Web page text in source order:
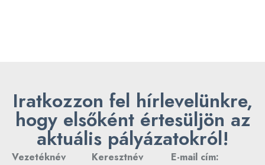
Iratkozzon fel hírlevelünkre,
hogy elsőként értesüljön az
aktuális pályázatokról!
Vezetéknév Keresztnév E-mail cím: